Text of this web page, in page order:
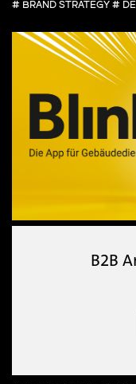
# BRAND STRATEGY #
B2B